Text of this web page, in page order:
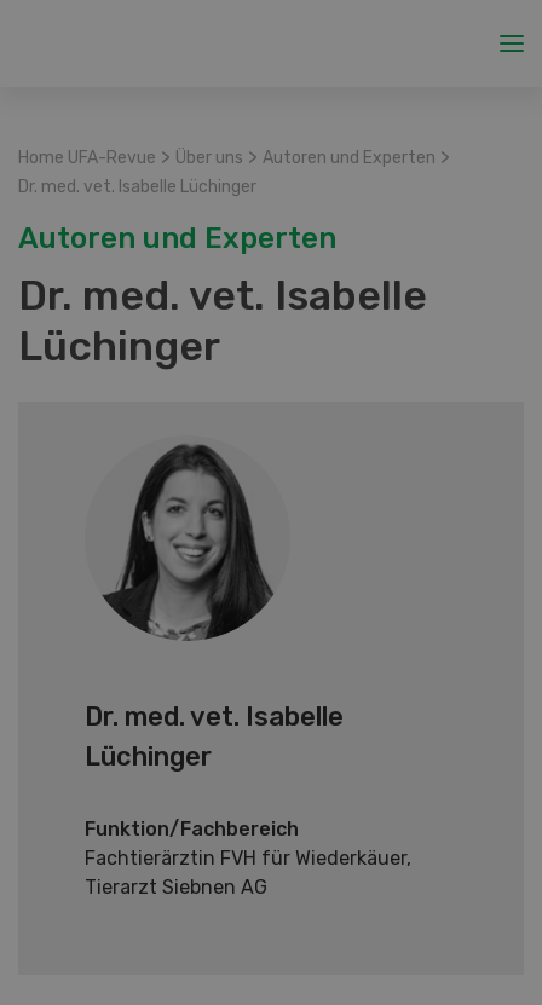
Home UFA-Revue > Über uns > Autoren und Experten >
Dr. med. vet. Isabelle Lüchinger
Autoren und Experten
Dr. med. vet. Isabelle
Lüchinger
Dr. med. vet. Isabelle
Lüchinger
Funktion/Fachbereich
Fachtierärztin FVH für Wiederkäuer,
Tierarzt Siebnen AG